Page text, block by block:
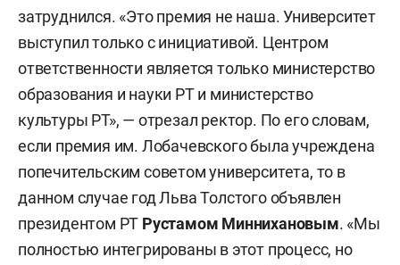
затруднился. «Это премия не наша. Университет
выступил только с инициативой. Центром
ответственности является только министерство
образования и науки РТ и министерство
культуры РТ», — отрезал ректор. По его словам,
если премия им. Лобачевского была учреждена
попечительским советом университета, то в
данном случае год Льва Толстого объявлен
президентом РТ Рустамом Миннихановым. «Мы
полностью интегрированы в этот процесс, но